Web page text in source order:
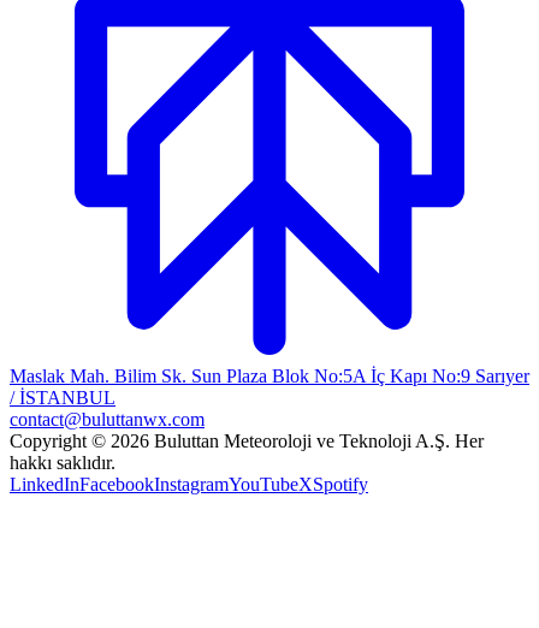
Maslak Mah. Bilim Sk. Sun Plaza Blok No:5A İç Kapı No:9 Sarıyer
/ İSTANBUL
contact@buluttanwx.com
Copyright © 2026 Buluttan Meteoroloji ve Teknoloji A.Ş. Her
hakkı saklıdır.
LinkedInFacebookInstagramYouTubeXSpotify